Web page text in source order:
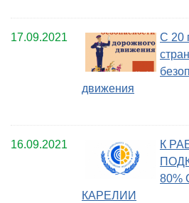
17.09.2021
С 20
движения
16.09.2021
К
80%
КАРЕЛИИ